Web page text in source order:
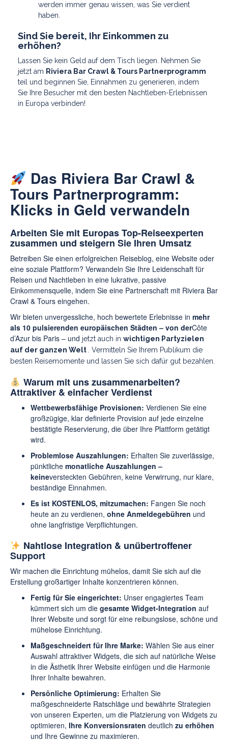
werden immer genau wissen, was Sie verdient
haben.
Sind Sie bereit, Ihr Einkommen zu
erhöhen?
Lassen Sie kein Geld auf dem Tisch liegen. Nehmen Sie
jetzt am Riviera Bar Crawl & Tours Partnerprogramm
teil und beginnen Sie, Einnahmen zu generieren, indem
Sie Ihre Besucher mit den besten Nachtleben-Erlebnissen
in Europa verbinden!
Das Riviera Bar Crawl &
Tours Partnerprogramm:
Klicks in Geld verwandeln
Arbeiten Sie mit Europas Top-Reiseexperten
zusammen und steigern Sie Ihren Umsatz
Betreiben Sie einen erfolgreichen Reiseblog, eine Website oder
eine soziale Plattform? Verwandeln Sie Ihre Leidenschaft für
Reisen und Nachtleben in eine lukrative, passive
Einkommensquelle, indem Sie eine Partnerschaft mit Riviera Bar
Crawl & Tours eingehen.
Wir bieten unvergessliche, hoch bewertete Erlebnisse in mehr
als 10 pulsierenden europäischen Städten – von derCôte
d’Azur bis Paris – und jetzt auch in wichtigen Partyzielen
auf der ganzen Welt
. Vermitteln Sie Ihrem Publikum die
besten Reisemomente und lassen Sie sich dafür gut bezahlen.
Warum mit uns zusammenarbeiten?
Attraktiver & einfacher Verdienst
Wettbewerbsfähige Provisionen: Verdienen Sie eine
großzügige, klar definierte Provision auf jede einzelne
bestätigte Reservierung, die über Ihre Plattform getätigt
wird.
Problemlose Auszahlungen: Erhalten Sie zuverlässige,
pünktliche monatliche Auszahlungen –
keineversteckten Gebühren, keine Verwirrung, nur klare,
beständige Einnahmen.
Es ist KOSTENLOS, mitzumachen: Fangen Sie noch
heute an zu verdienen, ohne Anmeldegebühren und
ohne langfristige Verpflichtungen.
Nahtlose Integration & unübertroffener
Support
Wir machen die Einrichtung mühelos, damit Sie sich auf die
Erstellung großartiger Inhalte konzentrieren können.
Fertig für Sie eingerichtet: Unser engagiertes Team
kümmert sich um die gesamte Widget-Integration auf
Ihrer Website und sorgt für eine reibungslose, schöne und
mühelose Einrichtung.
Maßgeschneidert für Ihre Marke: Wählen Sie aus einer
Auswahl attraktiver Widgets, die sich auf natürliche Weise
in die Ästhetik Ihrer Website einfügen und die Harmonie
Ihrer Inhalte bewahren.
Persönliche Optimierung: Erhalten Sie
maßgeschneiderte Ratschläge und bewährte Strategien
von unseren Experten, um die Platzierung von Widgets zu
optimieren, Ihre Konversionsraten deutlich zu erhöhen
und Ihre Gewinne zu maximieren.